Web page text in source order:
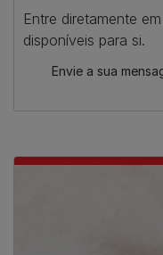
Entre diretamente
disponíveis para si.
Envie a sua